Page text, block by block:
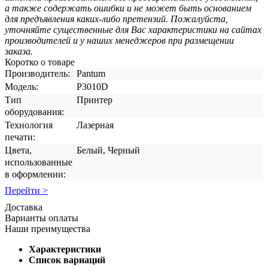
а также содержать ошибки и не может быть основанием
для предъявления каких-либо претензий. Пожалуйста,
уточняйте существенные для Вас характеристики на сайтах
производителей и у наших менеджеров при размещении
заказа.
Коротко о товаре
Производитель:
Pantum
Модель:
P3010D
Тип
оборудования:
Принтер
Технология
печати:
Лазерная
Цвета,
использованные
в оформлении:
Белый, Черный
Перейти >
Доставка
Варианты оплаты
Наши преимущества
Характеристики
Список вариаций